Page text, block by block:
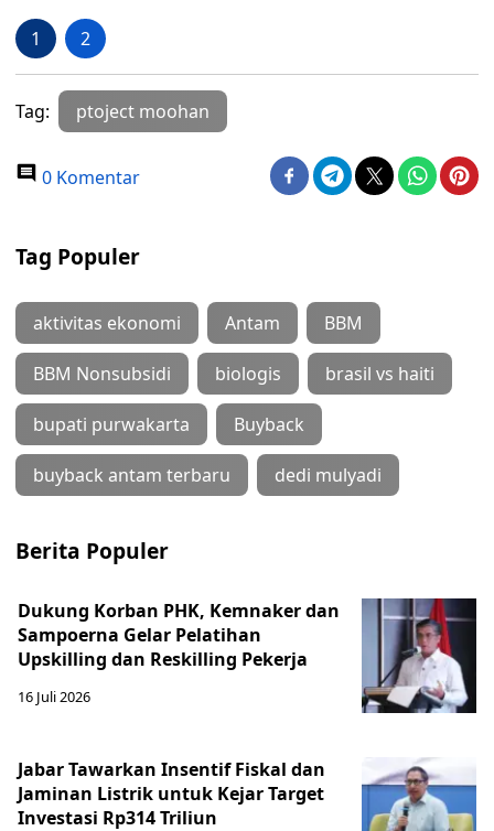
1 2
Tag: ptoject moohan
0 Komentar
Tag Populer
aktivitas ekonomi Antam BBM
BBM Nonsubsidi biologis brasil vs haiti
bupati purwakarta Buyback
buyback antam terbaru dedi mulyadi
Berita Populer
Dukung Korban PHK, Kemnaker dan
Sampoerna Gelar Pelatihan
Upskilling dan Reskilling Pekerja
16 Juli 2026
Jabar Tawarkan Insentif Fiskal dan
Jaminan Listrik untuk Kejar Target
Investasi Rp314 Triliun